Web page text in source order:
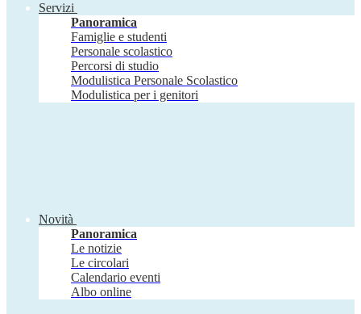
Servizi
Panoramica
Famiglie e studenti
Personale scolastico
Percorsi di studio
Modulistica Personale Scolastico
Modulistica per i genitori
Novità
Panoramica
Le notizie
Le circolari
Calendario eventi
Albo online